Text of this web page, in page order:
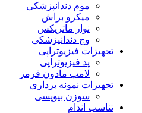
موم دندانپزشکی
میکرو براش
نوار ماتریکس
وج دندانپزشکی
تجهیزات فیزیوتراپی
پد فیزیوتراپی
لامپ مادون قرمز
تجهیزات نمونه برداری
سوزن بیوپسی
تناسب اندام